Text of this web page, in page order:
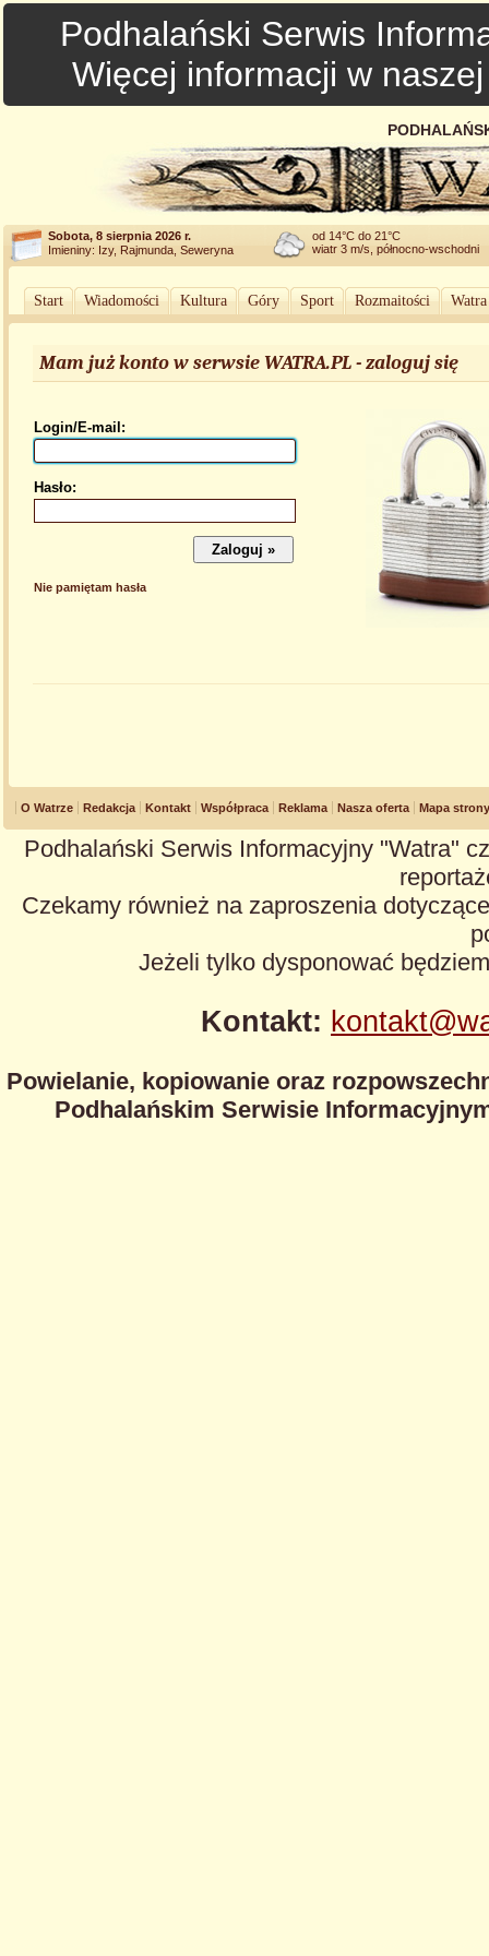
Podhalański Serwis
Więcej informacji w
Sobota, 8 sierpnia 2026 r.
Imieniny: Izy, Rajmunda, Seweryna
od 14°C do 21°C
wiatr 3 m/s, północno-wschodni
Start Wiadomości Kultura Góry Sport Rozmaitości
Mam już konto w serwsie WATRA.PL - zaloguj się
Login/E-mail:
Hasło:
Nie pamiętam hasła
O Watrze Redakcja Kontakt Współpraca Reklama Nasza oferta Mapa strony
Podhalański Serwis Informacyjny "Watra"
Czekamy również na zaproszenia
Jeżeli tylko dysponować
Kontakt:
Powielanie, kopiowanie oraz
Podhalańskim Serwisie